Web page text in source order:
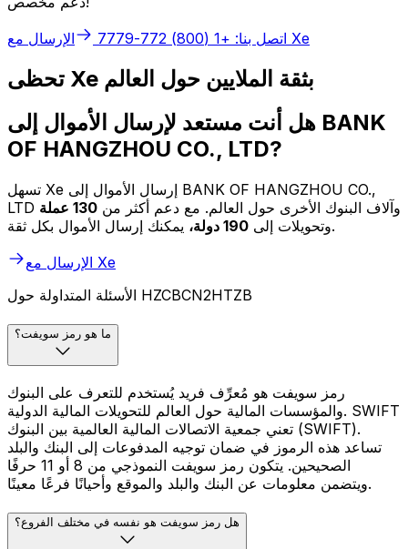
اتصل بنا: +1 (800) 772-7779 الإرسال مع Xe
تحظى Xe بثقة الملايين حول العالم
هل أنت مستعد لإرسال الأموال إلى BANK
OF HANGZHOU CO., LTD?
تسهل Xe إرسال الأموال إلى BANK OF HANGZHOU CO.,
LTD وآلاف البنوك الأخرى حول العالم. مع دعم أكثر من 130 عملة
وتحويلات إلى 190 دولة،
يمكنك إرسال الأموال بكل ثقة.
الإرسال مع Xe
الأسئلة المتداولة حول HZCBCN2HTZB
ما هو رمز سويفت؟
رمز سويفت هو مُعرِّف فريد يُستخدم للتعرف على البنوك
والمؤسسات المالية حول العالم للتحويلات المالية الدولية. SWIFT
تعني جمعية الاتصالات المالية العالمية بين البنوك (SWIFT).
تساعد هذه الرموز في ضمان توجيه المدفوعات إلى البنك والبلد
الصحيحين. يتكون رمز سويفت النموذجي من 8 أو 11 حرفًا
ويتضمن معلومات عن البنك والبلد والموقع وأحيانًا فرعًا معينًا.
هل رمز سويفت هو نفسه في مختلف الفروع؟